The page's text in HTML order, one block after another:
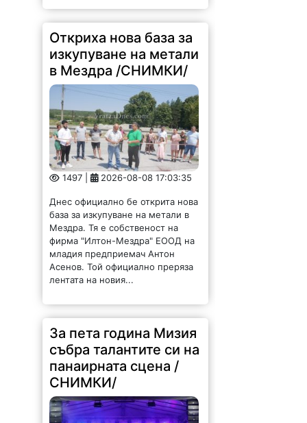
Откриха нова база за
изкупуване на метали
в Мездра /СНИМКИ/
1497 | 2026-08-08 17:03:35
Днес официално бе открита нова
база за изкупуване на метали в
Мездра. Тя е собственост на
фирма "Илтон-Мездра" ЕООД на
младия предприемач Антон
Асенов. Той официално преряза
лентата на новия...
За пета година Мизия
събра талантите си на
панаирната сцена /
СНИМКИ/